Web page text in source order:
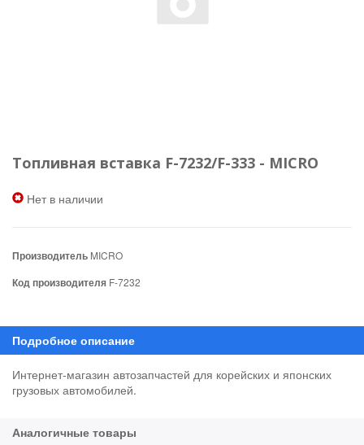
Топливная вставка F-7232/F-333 - MICRO
Нет в наличии
Производитель MICRO
Код производителя F-7232
Интернет-магазин автозапчастей для корейских и японских
грузовых автомобилей.